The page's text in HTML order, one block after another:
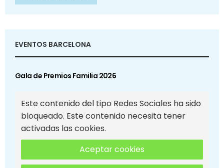
EVENTOS BARCELONA
Gala de Premios Familia 2026
Este contenido del tipo Redes Sociales ha sido
bloqueado. Este contenido necesita tener
activadas las cookies.
Aceptar cookies